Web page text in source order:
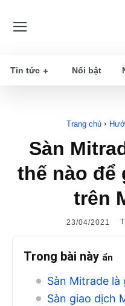
Tin tức Nổi bật
Trang chủ
Sàn
thế nào để
trên
23/04/2021
Trong bài này ẩn
Sàn Mitrade là
Sàn giao dịch